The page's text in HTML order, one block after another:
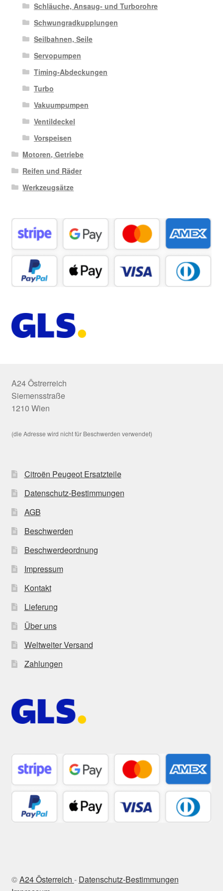
Schläuche, Ansaug- und Turborohre
Schwungradkupplungen
Seilbahnen, Seile
Servopumpen
Timing-Abdeckungen
Turbo
Vakuumpumpen
Ventildeckel
Vorspeisen
Motoren, Getriebe
Reifen und Räder
Werkzeugsätze
A24 Östrerreich
Siemensstraße
1210 Wien
(die Adresse wird nicht für Beschwerden verwendet)
Citroën Peugeot Ersatzteile
Datenschutz-Bestimmungen
AGB
Beschwerden
Beschwerdeordnung
Impressum
Kontakt
Lieferung
Über uns
Weltweiter Versand
Zahlungen
©A24 Österreich - Datenschutz-Bestimmungen